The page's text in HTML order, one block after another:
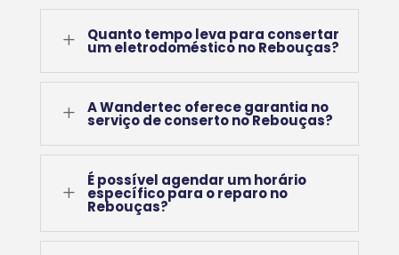
L Quanto tempo leva para consertar
um eletrodoméstico no Rebouças?
L A Wandertec oferece garantia no
serviço de conserto no Rebouças?
L
É possível agendar um horário
específico para o reparo no
Rebouças?